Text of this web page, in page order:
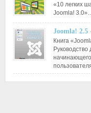
«10 легких
Joomla!
Joomla!
Книга
Руководство
начинающего